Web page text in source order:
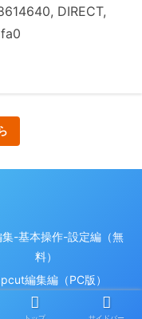
DIRECT,
集-基本操作-設定編（無
料）
編集編（PC版）
らエキスパートへ.